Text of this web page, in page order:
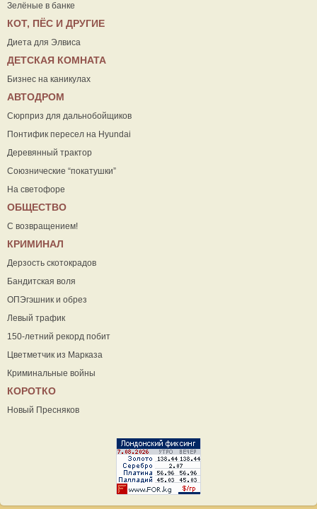
Зелёные в банке
КОТ, ПЁС И ДРУГИЕ
Диета для Элвиса
ДЕТСКАЯ КОМНАТА
Бизнес на каникулах
АВТОДРОМ
Сюрприз для дальнобойщиков
Понтифик пересел на Hyundai
Деревянный трактор
Союзнические “покатушки”
На светофоре
ОБЩЕСТВО
С возвращением!
КРИМИНАЛ
Дерзость скотокрадов
Бандитская воля
ОПЭгэшник и обрез
Левый трафик
150-летний рекорд побит
Цветметчик из Марказа
Криминальные войны
КОРОТКО
Новый Пресняков